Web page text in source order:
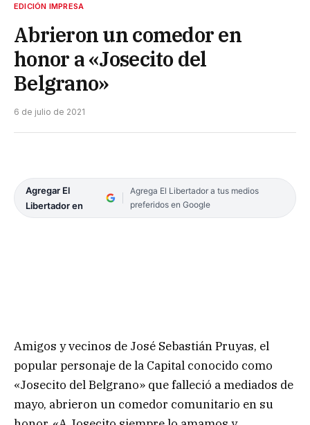
EDICIÓN IMPRESA
Abrieron un comedor en
honor a «Josecito del
Belgrano»
6 de julio de 2021
Agregar El
Libertador en
Agrega El Libertador a tus medios
preferidos en Google
Amigos y vecinos de José Sebastián Pruyas, el
popular personaje de la Capital conocido como
«Josecito del Belgrano» que falleció a mediados de
mayo, abrieron un comedor comunitario en su